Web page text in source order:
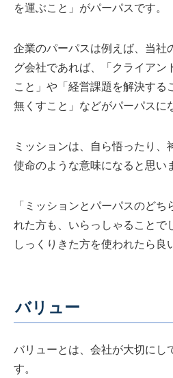
を運ぶこと」がパーパスです。
企業のパーパスは例えば、当社
グ会社であれば、「クライアン
こと」や「経営課題を解決する
無くすこと」などがパーパスに
ミッションは、自ら悟ったり、
使命のような意味になると思い
「ミッションとパーパスのど
れた方も、いらっしゃることで
しっくりきた方を使われたら良
バリュー
バリューとは、会社が大切にし
す。